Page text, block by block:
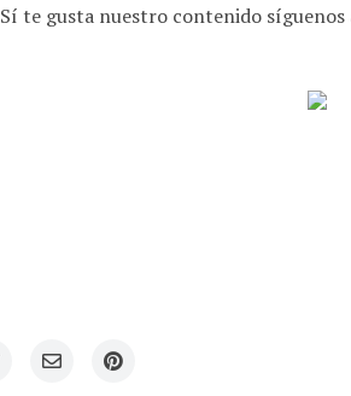
Sí te gusta nuestro contenido síguenos